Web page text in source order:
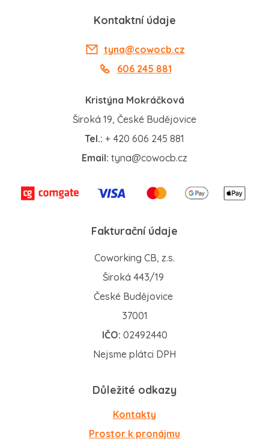
Kontaktní údaje
tyna@cowocb.cz
606 245 881
Kristýna Mokráčková
Široká 19, České Budějovice
Tel.: + 420 606 245 881
Email: tyna@cowocb.cz
Fakturační údaje
Coworking CB, z.s.
Široká 443/19
České Budějovice
37001
IČO: 02492440
Nejsme plátci DPH
Důležité odkazy
Kontakty
Prostor k pronájmu